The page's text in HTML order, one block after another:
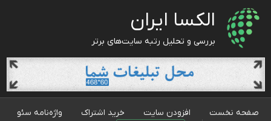
الکسا ایران
بررسی و تحلیل رتبه سایت‌های برتر
صفحه نخست افزودن سایت خرید اشتراک
واژه‌نامه سئو